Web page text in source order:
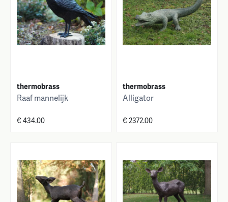
thermobrass
Raaf mannelijk
€ 434.00
thermobrass
Alligator
€ 2372.00